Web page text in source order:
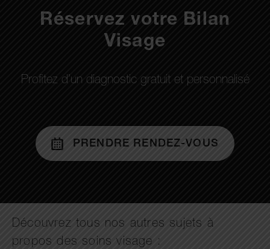
Réservez votre Bilan
Visage
Profitez d’un diagnostic gratuit et personnalisé
PRENDRE RENDEZ-VOUS
Découvrez tous nos autres sujets à
propos des soins visage :